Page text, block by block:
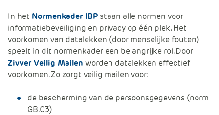
In het Normenkader IBP staan alle normen voor
informatiebeveiliging en privacy op één plek. Het
voorkomen van datalekken (door menselijke fouten)
speelt in dit normenkader een belangrijke rol. Door
Zivver Veilig Mailen worden datalekken effectief
voorkomen. Zo zorgt veilig mailen voor:
de bescherming van de persoonsgegevens (norm
GB.03)